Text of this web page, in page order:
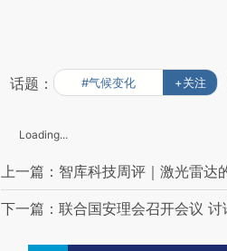
话题： #气候变化 +关注
Loading...
上一篇：智库科技周评｜激光雷达
下一篇：联合国安理会召开会议